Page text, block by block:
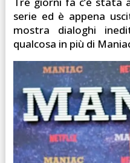
serie ed è appena
mostra dialoghi
qualcosa in più di